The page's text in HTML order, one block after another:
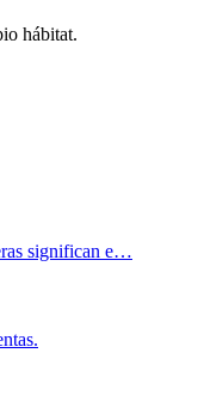
hábitat.
significan e…